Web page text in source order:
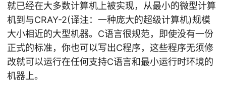
就已经在大多数计算机上被实现，从最小的微型计算
机到与CRAY-2(译注：一种庞大的超级计算机)规模
大小相近的大型机器。C语言很规范，即使没有一份
正式的标准，你也可以写出C程序，这些程序无须修
改就可以运行在任何支持C语言和最小运行时环境的
机器上。